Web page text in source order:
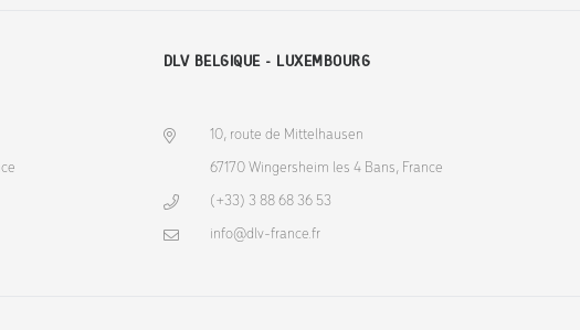
DLV BELGIQUE - LUXEMBOURG
10, route de Mittelhausen
67170 Wingersheim les 4 Bans, France
(+33) 3 88 68 36 53
info@dlv-france.fr